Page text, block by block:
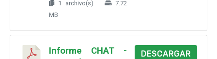
1 archivo(s)
7.72
MB
Informe CHAT -
DESCARGAR